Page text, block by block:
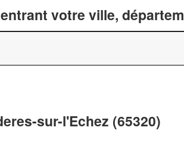
votre ville,
sur-l'Echez (65320)